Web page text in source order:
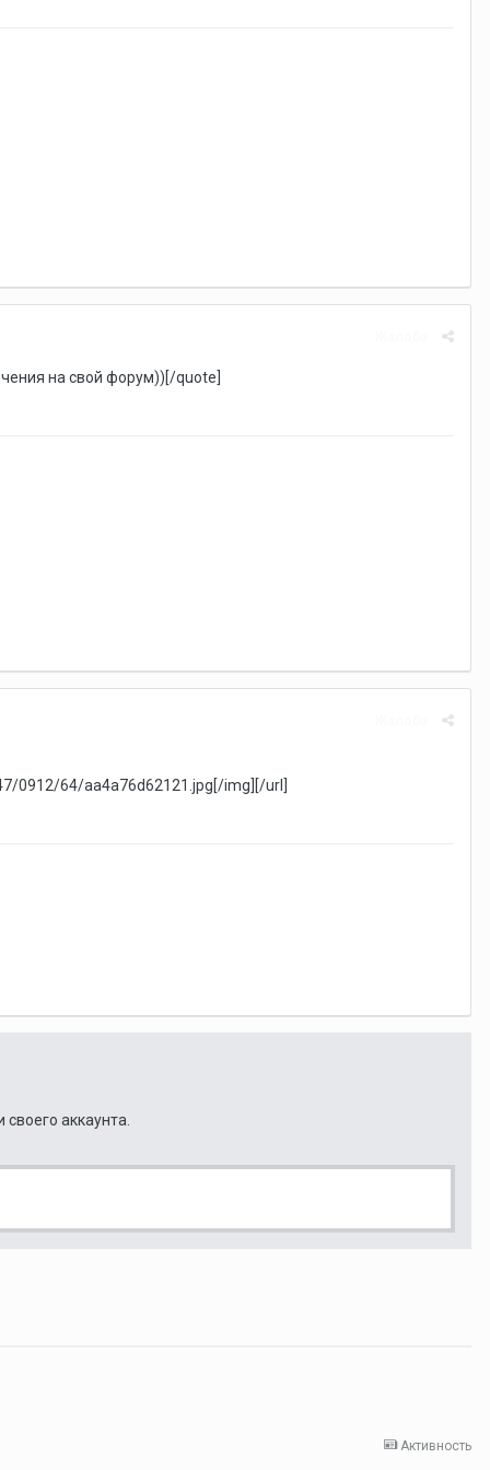
на свой форум))[/quote]
0912/64/aa4a76d62121.jpg[/img][/url]
аккаунта.
Активность